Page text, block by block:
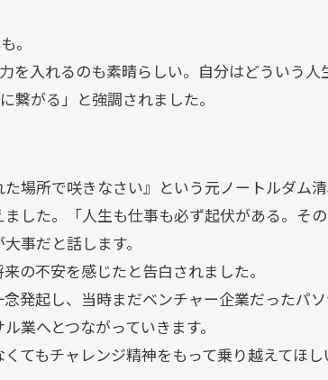
。
を入れるのも素晴らしい。自分はどういう人
繋がる」と強調されました。
場所で咲きなさい』という元ノートルダム
した。「人生も仕事も必ず起伏がある。そ
事だと話します。
の不安を感じたと告白されました。
発起し、当時まだベンチャー企業だったパソ
業へとつながっていきます。
てもチャレンジ精神をもって乗り越えてほ